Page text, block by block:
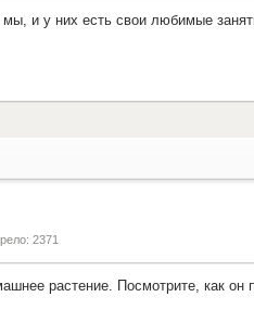
мы, и у них есть свои любимые
2371
растение. Посмотрите, как он